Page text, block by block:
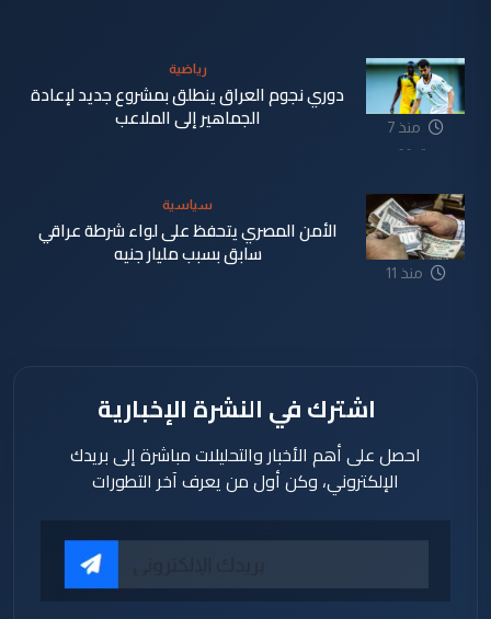
منذ 7
دقيقة
رياضية
دوري نجوم العراق ينطلق بمشروع جديد لإعادة
الجماهير إلى الملاعب
منذ 11
سياسية
الأمن المصري يتحفظ على لواء شرطة عراقي
سابق بسبب مليار جنيه
اشترك في النشرة الإخبارية
احصل على أهم الأخبار والتحليلات مباشرة إلى بريدك
الإلكتروني، وكن أول من يعرف آخر التطورات